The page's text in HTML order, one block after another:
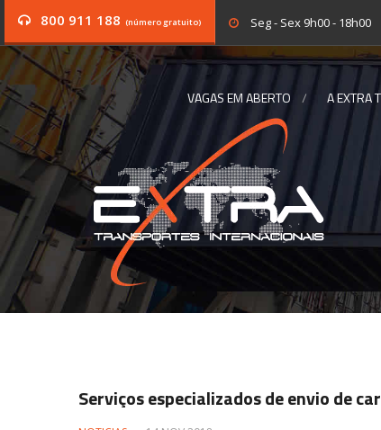
800 911 188 (número gratuito) Seg - Sex 9h00 - 18h00
VAGAS EM ABERTO A EXTRA
Serviços especializados de envio de